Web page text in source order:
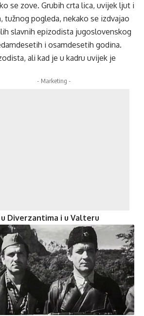
se zove. Grubih crta lica, uvijek ljut i
tužnog pogleda, nekako se izdvajao
slavnih epizodista jugoslovenskog
i osamdesetih godina.
ali kad je u kadru uvijek je
- Marketing -
Diverzantima i u Valteru